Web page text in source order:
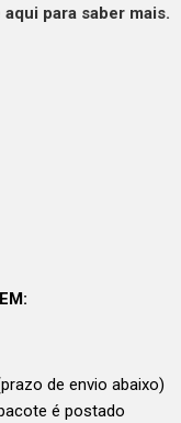
para saber mais.
de envio abaixo)
é postado